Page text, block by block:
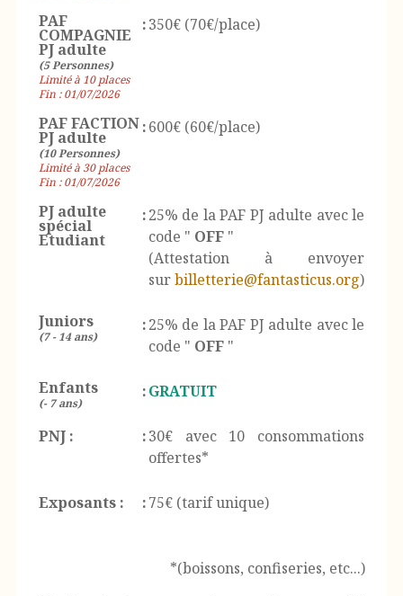
PAF
COMPAGNIE
PJ adulte
(5 Personnes)
Limité à 10 places
Fin : 01/07/2026
:350€ (70€/place)
PAF FACTION
PJ adulte
(10 Personnes)
Limité à 30 places
Fin : 01/07/2026
:600€ (60€/place)
PJ adulte
spécial
Etudiant
:25% de la PAF PJ adulte avec le
code " OFF "
(Attestation à envoyer
surbilletterie@fantasticus.org)
Juniors
(7 - 14 ans)
:25% de la PAF PJ adulte avec le
code " OFF "
Enfants
(- 7 ans)
:GRATUIT
PNJ : :30€ avec 10 consommations
offertes*
Exposants : :75€ (tarif unique)
*(boissons, confiseries, etc...)